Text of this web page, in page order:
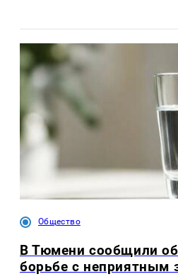
Общество
В Тюмени сообщили об
борьбе с неприятным